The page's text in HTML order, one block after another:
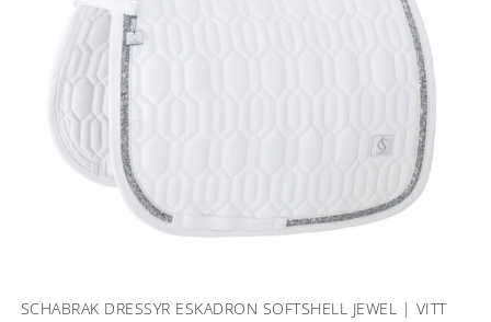
SCHABRAK DRESSYR ESKADRON SOFTSHELL JEWEL | VITT